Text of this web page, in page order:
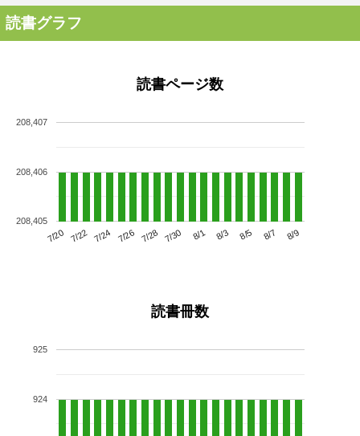
読書グラフ
読書ページ数
7/20 7/22 7/24 7/26 7/28 7/30 8/1 8/3 8/5 8/7 8/9
208,405
208,406
208,407
読書冊数
924
925